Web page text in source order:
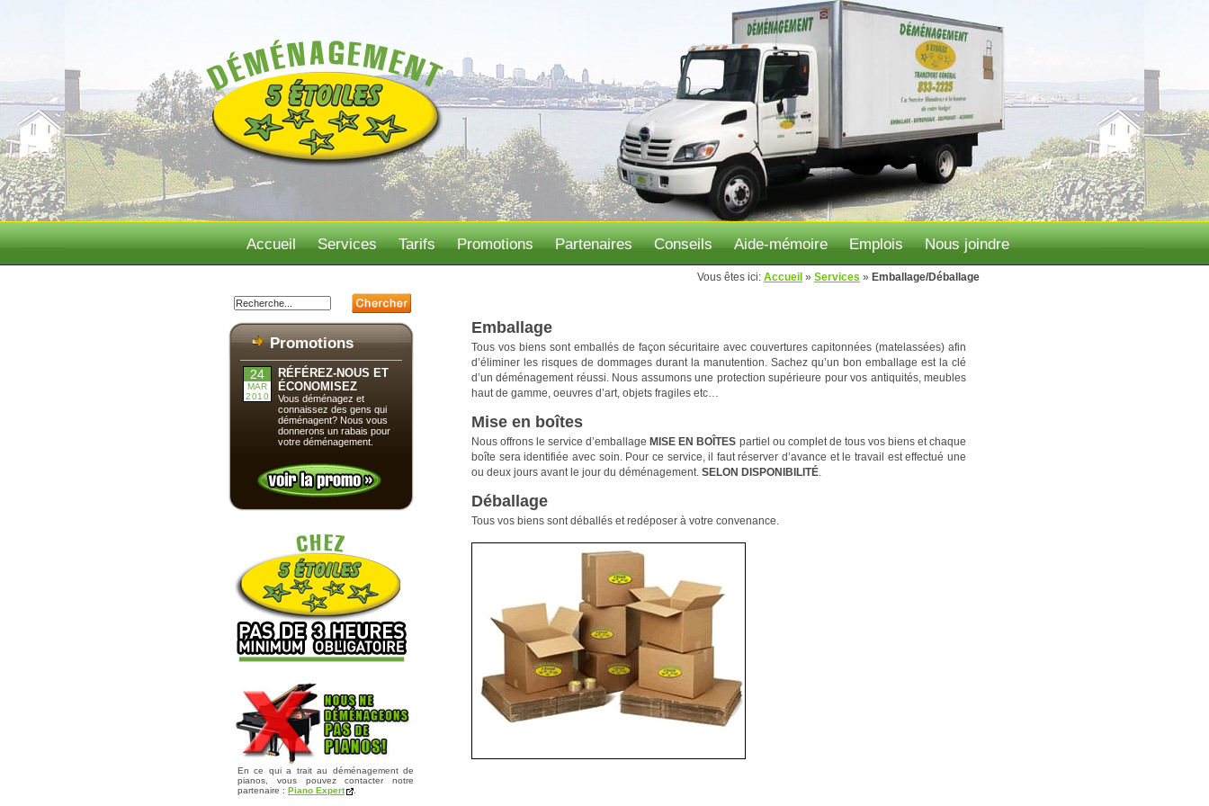
Accueil Services Tarifs Promotions Partenaires Conseils Aide-mémoire Emplois Nous joindre
Vous êtes ici: Accueil » Services » Emballage/Déballage
Promotions
24
MAR
2010
RÉFÉREZ-NOUS ET
ÉCONOMISEZ
Vous déménagez et
connaissez des gens qui
déménagent? Nous vous
donnerons un rabais pour
votre déménagement.
En ce qui a trait au déménagement de
pianos, vous pouvez contacter notre
partenaire : Piano Expert
Emballage
Tous vos biens sont emballés de façon sécuritaire avec couvertures capitonnées (matelassées) afin
d’éliminer les risques de dommages durant la manutention. Sachez qu’un bon emballage est la clé
d’un déménagement réussi. Nous assumons une protection supérieure pour vos antiquités, meubles
haut de gamme, oeuvres d’art, objets fragiles etc…
Mise en boîtes
Nous offrons le service d’emballage MISE EN BOÎTES partiel ou complet de tous vos biens et chaque
boîte sera identifiée avec soin. Pour ce service, il faut réserver d’avance et le travail est effectué une
ou deux jours avant le jour du déménagement. SELON DISPONIBILITÉ.
Déballage
Tous vos biens sont déballés et redéposer à votre convenance.